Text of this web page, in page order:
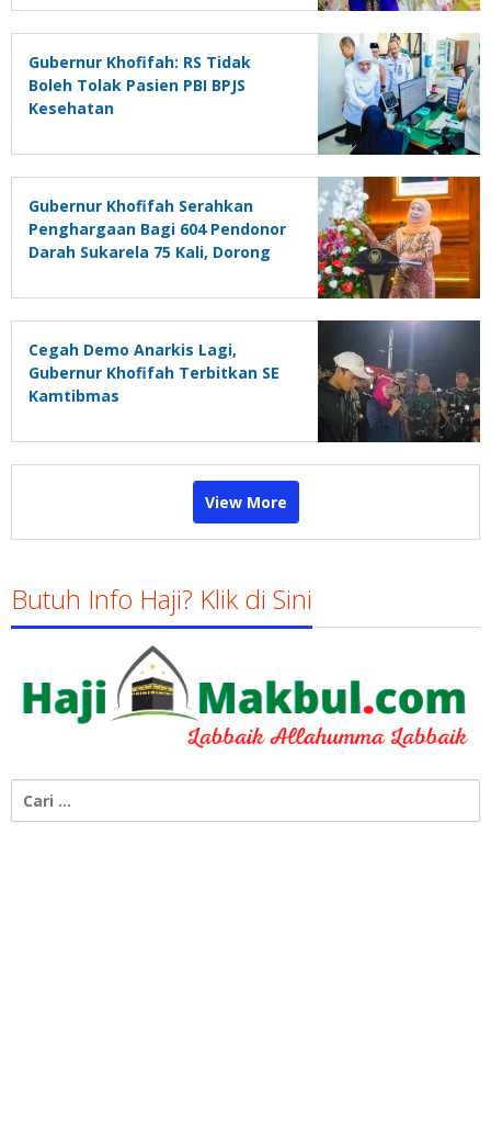
Gubernur Khofifah: RS Tidak
Boleh Tolak Pasien PBI BPJS
Kesehatan
Gubernur Khofifah Serahkan
Penghargaan Bagi 604 Pendonor
Darah Sukarela 75 Kali, Dorong
PMR
Cegah Demo Anarkis Lagi,
Gubernur Khofifah Terbitkan SE
Kamtibmas
View More
Butuh Info Haji? Klik di Sini
untuk: